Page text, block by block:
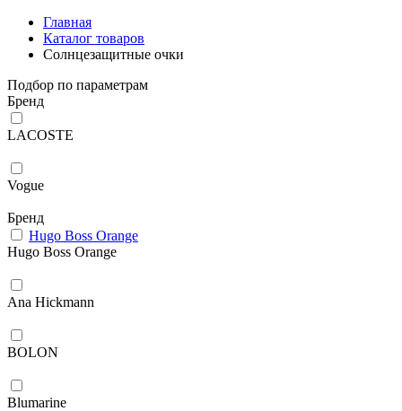
Главная
Каталог товаров
Солнцезащитные очки
Подбор по параметрам
Бренд
LACOSTE
Vogue
Бренд
Hugo Boss Orange
Hugo Boss Orange
Ana Hickmann
BOLON
Blumarine